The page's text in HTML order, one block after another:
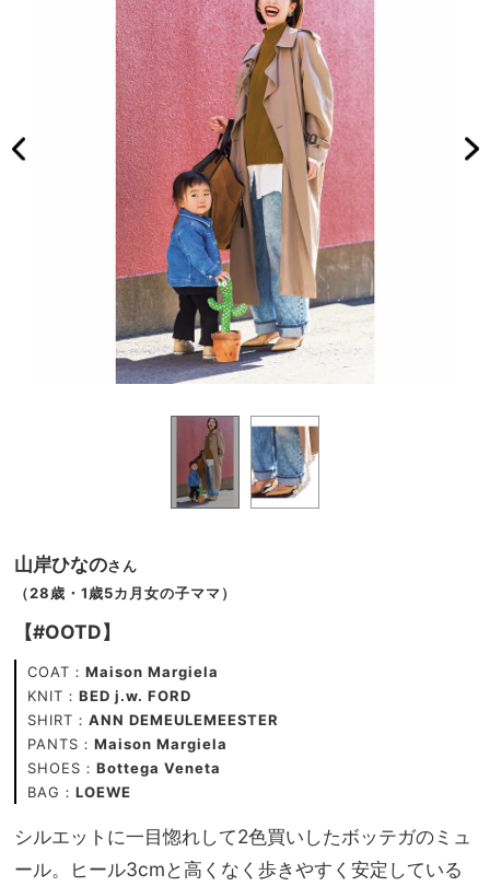
山岸ひなのさん
（28歳・1歳5カ月女の子ママ）
【#OOTD】
COAT： Maison Margiela
KNIT： BED j.w. FORD
SHIRT： ANN DEMEULEMEESTER
PANTS： Maison Margiela
SHOES： Bottega Veneta
BAG： LOEWE
シルエットに一目惚れして2色買いしたボッテガのミュ
ール。ヒール3cmと高くなく歩きやすく安定している